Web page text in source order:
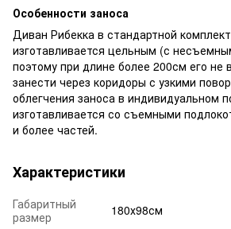
Особенности заноса
Диван Рибекка в стандартной
изготавливается цельным (с
поэтому при длине более 200см его не
занести через коридоры с узкими
облегчения заноса в индивидуальном
изготавливается со съемными
и более частей.
Характеристики
Габаритный
размер
180х98см